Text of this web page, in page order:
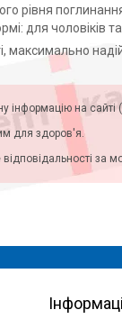
рівня
для чоловіків
максимально
інформацію на
для здоров'я.
за